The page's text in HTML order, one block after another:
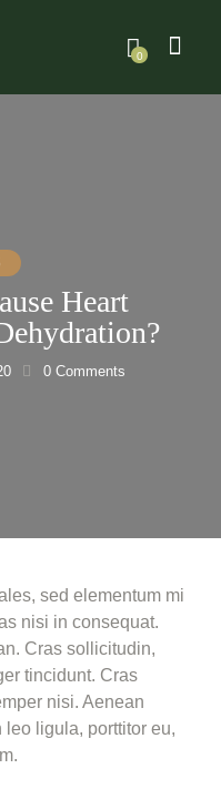
0
Heart
0 Comments
sed elementum mi
nisi in consequat.
Cras sollicitudin,
tincidunt. Cras
nisi. Aenean
ligula, porttitor eu,